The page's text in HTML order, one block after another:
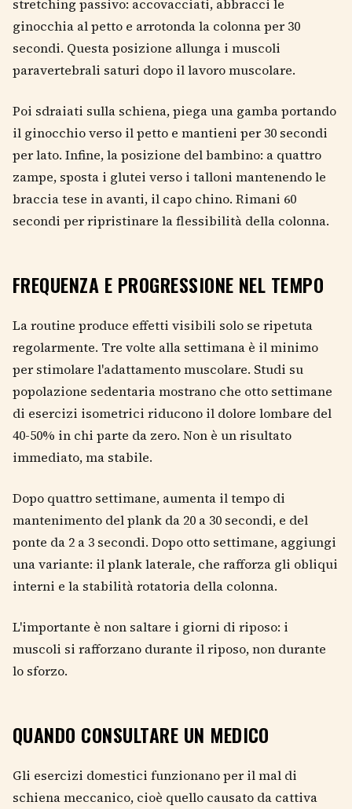
stretching passivo: accovacciati, abbracci le
ginocchia al petto e arrotonda la colonna per 30
secondi. Questa posizione allunga i muscoli
paravertebrali saturi dopo il lavoro muscolare.
Poi sdraiati sulla schiena, piega una gamba portando
il ginocchio verso il petto e mantieni per 30 secondi
per lato. Infine, la posizione del bambino: a quattro
zampe, sposta i glutei verso i talloni mantenendo le
braccia tese in avanti, il capo chino. Rimani 60
secondi per ripristinare la flessibilità della colonna.
FREQUENZA E PROGRESSIONE NEL TEMPO
La routine produce effetti visibili solo se ripetuta
regolarmente. Tre volte alla settimana è il minimo
per stimolare l'adattamento muscolare. Studi su
popolazione sedentaria mostrano che otto settimane
di esercizi isometrici riducono il dolore lombare del
40-50% in chi parte da zero. Non è un risultato
immediato, ma stabile.
Dopo quattro settimane, aumenta il tempo di
mantenimento del plank da 20 a 30 secondi, e del
ponte da 2 a 3 secondi. Dopo otto settimane, aggiungi
una variante: il plank laterale, che rafforza gli obliqui
interni e la stabilità rotatoria della colonna.
L'importante è non saltare i giorni di riposo: i
muscoli si rafforzano durante il riposo, non durante
lo sforzo.
QUANDO CONSULTARE UN MEDICO
Gli esercizi domestici funzionano per il mal di
schiena meccanico, cioè quello causato da cattiva